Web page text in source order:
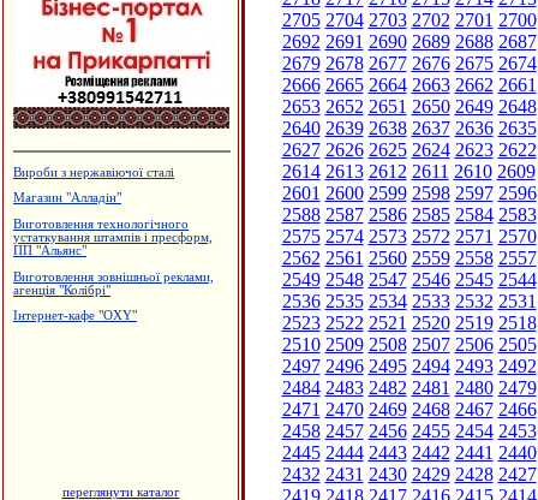
Вироби з нержавіючої сталі
Магазин "Алладін"
Виготовлення технологічного
устаткування штампів і пресформ,
ПП "Альянс"
Виготовлення зовнішньої реклами,
агенція "Колібрі"
Інтернет-кафе "OXY"
переглянути каталог
2705 2704 2703 2702 2701 2700
2692 2691 2690 2689 2688 2687
2679 2678 2677 2676 2675 2674
2666 2665 2664 2663 2662 2661
2653 2652 2651 2650 2649 2648
2640 2639 2638 2637 2636 2635
2627 2626 2625 2624 2623 2622
2614 2613 2612 2611 2610 2609
2601 2600 2599 2598 2597 2596
2588 2587 2586 2585 2584 2583
2575 2574 2573 2572 2571 2570
2562 2561 2560 2559 2558 2557
2549 2548 2547 2546 2545 2544
2536 2535 2534 2533 2532 2531
2523 2522 2521 2520 2519 2518
2510 2509 2508 2507 2506 2505
2497 2496 2495 2494 2493 2492
2484 2483 2482 2481 2480 2479
2471 2470 2469 2468 2467 2466
2458 2457 2456 2455 2454 2453
2445 2444 2443 2442 2441 2440
2432 2431 2430 2429 2428 2427
2419 2418 2417 2416 2415 2414